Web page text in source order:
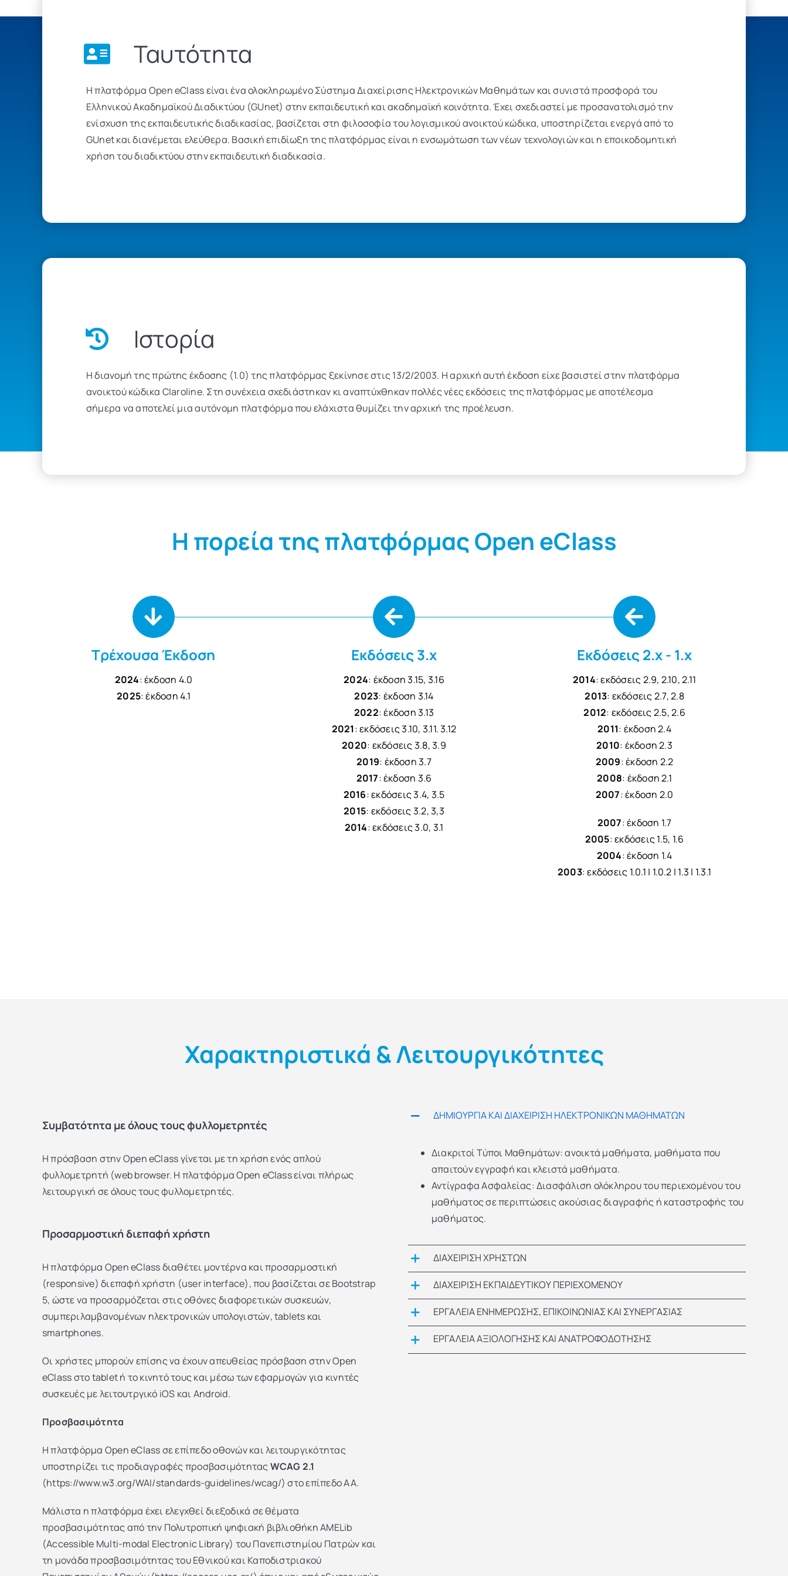
Ταυτότητα
Η πλατφόρμα Open eClass είναι ένα ολοκληρωμένο Σύστημα Διαχείρισης Ηλεκτρονικών Μαθημάτων και συνιστά προσφορά του
Ελληνικού Ακαδημαϊκού Διαδικτύου (GUnet) στην εκπαιδευτική και ακαδημαϊκή κοινότητα. Έχει σχεδιαστεί με προσανατολισμό την
ενίσχυση της εκπαιδευτικής διαδικασίας, βασίζεται στη φιλοσοφία του λογισμικού ανοικτού κώδικα, υποστηρίζεται ενεργά από το
GUnet και διανέμεται ελεύθερα. Βασική επιδίωξη της πλατφόρμας είναι η ενσωμάτωση των νέων τεχνολογιών και η εποικοδομητική
χρήση του διαδικτύου στην εκπαιδευτική διαδικασία.
Iστορία
Η διανομή της πρώτης έκδοσης (1.0) της πλατφόρμας ξεκίνησε στις 13/2/2003. Η αρχική αυτή έκδοση είχε βασιστεί στην πλατφόρμα
ανοικτού κώδικα Claroline. Στη συνέχεια σχεδιάστηκαν κι αναπτύχθηκαν πολλές νέες εκδόσεις της πλατφόρμας με αποτέλεσμα
σήμερα να αποτελεί μια αυτόνομη πλατφόρμα που ελάχιστα θυμίζει την αρχική της προέλευση.
Η πορεία της πλατφόρμας Open eClass
Tρέχουσα Έκδοση
2024: έκδοση 4.0
2025: έκδοση 4.1
Εκδόσεις 3.x
2024: έκδοση 3.15, 3.16
2023: έκδοση 3.14
2022: έκδοση 3.13
2021: εκδόσεις 3.10, 3.11. 3.12
2020: εκδόσεις 3.8, 3.9
2019: έκδοση 3.7
2017: έκδοση 3.6
2016: εκδόσεις 3.4, 3.5
2015: εκδόσεις 3.2, 3,3
2014: εκδόσεις 3.0, 3.1
Εκδόσεις 2.x - 1.x
2014: εκδόσεις 2.9, 2.10, 2.11
2013: εκδόσεις 2.7, 2.8
2012: εκδόσεις 2.5, 2.6
2011: έκδοση 2.4
2010: έκδοση 2.3
2009: έκδοση 2.2
2008: έκδοση 2.1
2007: έκδοση 2.0
2007: έκδοση 1.7
2005: εκδόσεις 1.5, 1.6
2004: έκδοση 1.4
2003: εκδόσεις 1.0.1 | 1.0.2 | 1.3 | 1.3.1
Χαρακτηριστικά & Λειτουργικότητες
Συμβατότητα με όλους τους φυλλομετρητές
Η πρόσβαση στην Open eClass γίνεται με τη χρήση ενός απλού
φυλλομετρητή (web browser. Η πλατφόρμα Open eClass είναι πλήρως
λειτουργική σε όλους τους φυλλομετρητές.
Προσαρμοστική διεπαφή χρήστη
Η πλατφόρμα Open eClass διαθέτει μοντέρνα και προσαρμοστική
(responsive) διεπαφή χρήστη (user interface), που βασίζεται σε Bootstrap
5, ώστε να προσαρμόζεται στις οθόνες διαφορετικών συσκευών,
συμπεριλαμβανομένων ηλεκτρονικών υπολογιστών, tablets και
smartphones.
Οι χρήστες μπορούν επίσης να έχουν απευθείας πρόσβαση στην Open
eClass στο tablet ή το κινητό τους και μέσω των εφαρμογών για κινητές
συσκευές με λειτουτργικό iOS και Android.
Προσβασιμότητα
Η πλατφόρμα Open eClass σε επίπεδο οθονών και λειτουργικότητας
υποστηρίζει τις προδιαγραφές προσβασιμότητας WCAG 2.1
(https://www.w3.org/WAI/standards-guidelines/wcag/) στο επίπεδο AA.
Μάλιστα η πλατφόρμα έχει ελεγχθεί διεξοδικά σε θέματα
προσβασιμότητας από την Πολυτροπική ψηφιακή βιβλιοθήκη AMELib
(Accessible Multi-modal Electronic Library) του Πανεπιστημίου Πατρών και
τη μονάδα προσβασιμότητας του Εθνικού και Καποδιστριακού
ΔΗΜΙΟΥΡΓΙΑ ΚΑΙ ΔΙΑΧΕΙΡΙΣΗ ΗΛΕΚΤΡΟΝΙΚΩΝ ΜΑΘΗΜΑΤΩΝ
Διακριτοί Τύποι Μαθημάτων: ανοικτά μαθήματα, μαθήματα που
απαιτούν εγγραφή και κλειστά μαθήματα.
Αντίγραφα Ασφαλείας: Διασφάλιση ολόκληρου του περιεχομένου του
μαθήματος σε περιπτώσεις ακούσιας διαγραφής ή καταστροφής του
μαθήματος.
ΔΙΑΧΕΙΡΙΣΗ ΧΡΗΣΤΩΝ
ΔΙΑΧΕΙΡΙΣΗ ΕΚΠΑΙΔΕΥΤΙΚΟΥ ΠΕΡΙΕΧΟΜΕΝΟΥ
ΕΡΓΑΛΕΙΑ ΕΝΗΜΕΡΩΣΗΣ, ΕΠΙΚΟΙΝΩΝΙΑΣ ΚΑΙ ΣΥΝΕΡΓΑΣΙΑΣ
ΕΡΓΑΛΕΙΑ ΑΞΙΟΛΟΓΗΣΗΣ ΚΑΙ ΑΝΑΤΡΟΦΟΔΟΤΗΣΗΣ